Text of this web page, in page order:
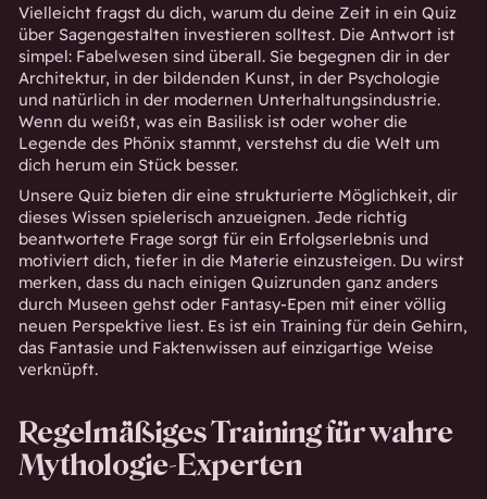
Vielleicht fragst du dich, warum du deine Zeit in ein Quiz
über Sagengestalten investieren solltest. Die Antwort ist
simpel: Fabelwesen sind überall. Sie begegnen dir in der
Architektur, in der bildenden Kunst, in der Psychologie
und natürlich in der modernen Unterhaltungsindustrie.
Wenn du weißt, was ein Basilisk ist oder woher die
Legende des Phönix stammt, verstehst du die Welt um
dich herum ein Stück besser.
Unsere Quiz bieten dir eine strukturierte Möglichkeit, dir
dieses Wissen spielerisch anzueignen. Jede richtig
beantwortete Frage sorgt für ein Erfolgserlebnis und
motiviert dich, tiefer in die Materie einzusteigen. Du wirst
merken, dass du nach einigen Quizrunden ganz anders
durch Museen gehst oder Fantasy-Epen mit einer völlig
neuen Perspektive liest. Es ist ein Training für dein Gehirn,
das Fantasie und Faktenwissen auf einzigartige Weise
verknüpft.
Regelmäßiges Training für wahre
Mythologie-Experten